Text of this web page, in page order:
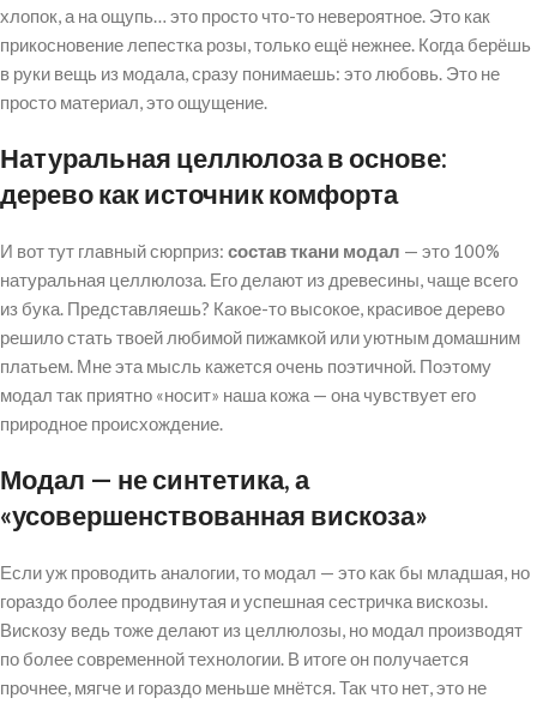
хлопок, а на ощупь… это просто что-то невероятное. Это как
прикосновение лепестка розы, только ещё нежнее. Когда берёшь
в руки вещь из модала, сразу понимаешь: это любовь. Это не
просто материал, это ощущение.
Натуральная целлюлоза в основе:
дерево как источник комфорта
И вот тут главный сюрприз: состав ткани модал — это 100%
натуральная целлюлоза. Его делают из древесины, чаще всего
из бука. Представляешь? Какое-то высокое, красивое дерево
решило стать твоей любимой пижамкой или уютным домашним
платьем. Мне эта мысль кажется очень поэтичной. Поэтому
модал так приятно «носит» наша кожа — она чувствует его
природное происхождение.
Модал — не синтетика, а
«усовершенствованная вискоза»
Если уж проводить аналогии, то модал — это как бы младшая, но
гораздо более продвинутая и успешная сестричка вискозы.
Вискозу ведь тоже делают из целлюлозы, но модал производят
по более современной технологии. В итоге он получается
прочнее, мягче и гораздо меньше мнётся. Так что нет, это не